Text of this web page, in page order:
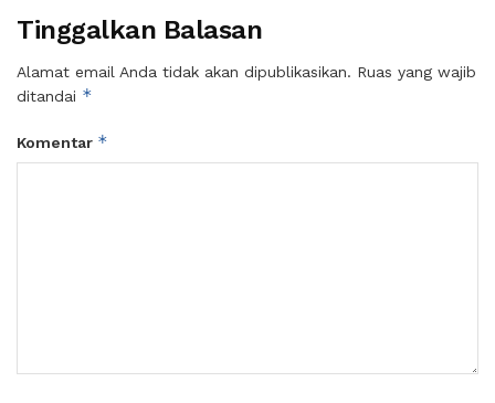
Tinggalkan Balasan
Alamat email Anda tidak akan dipublikasikan. Ruas yang wajib
ditandai *
Komentar *